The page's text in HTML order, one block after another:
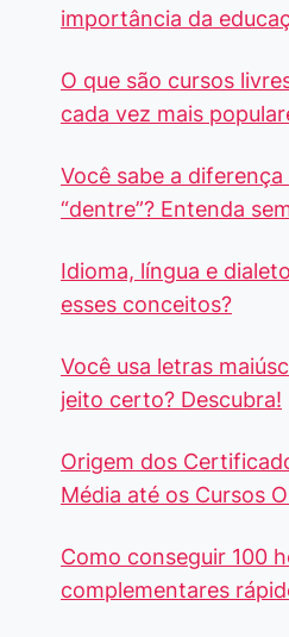
importância da
O que são cursos
cada vez mais
Você sabe a diferença
“dentre”? Entenda
Idioma, língua e
esses conceitos?
Você usa letras
jeito certo? Descubra!
Origem dos
Média até os Cursos
Como conseguir 100
complementares